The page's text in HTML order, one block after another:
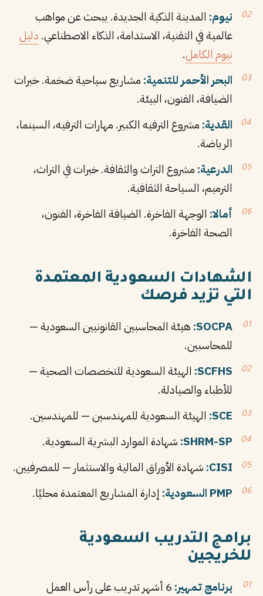
نيوم: المدينة الذكية الجديدة. يبحث عن مواهب
عالمية في التقنية، الاستدامة، الذكاء الاصطناعي. دليل
نيوم الكامل.
البحر الأحمر للتنمية: مشاريع سياحية ضخمة. خبرات
الضيافة، الفنون، البيئة.
القدية: مشروع الترفيه الكبير. مهارات الترفيه، السينما،
الرياضة.
الدرعية: مشروع التراث والثقافة. خبرات في التراث،
الترميم، السياحة الثقافية.
أمالا: الوجهة الفاخرة. الضيافة الفاخرة، الفنون،
الصحة الفاخرة.
الشهادات السعودية المعتمدة
التي تزيد فرصك
SOCPA: هيئة المحاسبين القانونيين السعودية —
للمحاسبين.
SCFHS: الهيئة السعودية للتخصصات الصحية —
للأطباء والصيادلة.
SCE: الهيئة السعودية للمهندسين — للمهندسين.
SHRM-SP: شهادة الموارد البشرية السعودية.
CISI: شهادة الأوراق المالية والاستثمار — للمصرفيين.
PMP السعودية:
إدارة المشاريع المعتمدة محليًا.
برامج التدريب السعودية
للخريجين
برنامج تمهير:
6 أشهر تدريب على رأس العمل